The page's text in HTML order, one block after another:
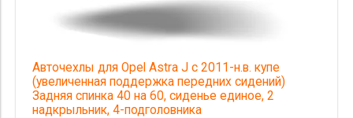
Авточехлы для Opel Astra J с 2011-н.в. купе
(увеличенная поддержка передних сидений)
Задняя спинка 40 на 60, сиденье единое, 2
надкрыльник, 4-подголовника